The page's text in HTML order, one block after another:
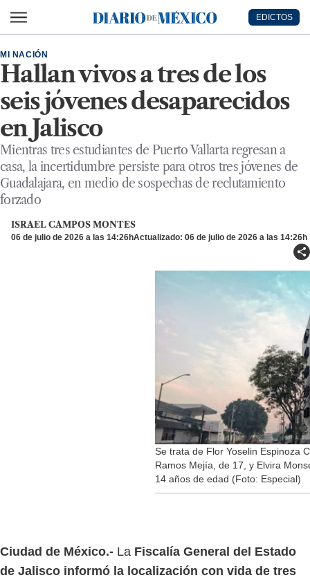
Diario de México
EDICTOS
Hallan vivos a tres de los
seis jóvenes desaparecidos
en Jalisco
MI NACIÓN
Mientras tres estudiantes de Puerto Vallarta regresan a
casa, la incertidumbre persiste para otros tres jóvenes de
Guadalajara, en medio de sospechas de reclutamiento
forzado
ISRAEL CAMPOS MONTES
06 de julio de 2026 a las 14:26hActualizado: 06 de julio de 2026 a las 14:26h
Se trata de Flor Yoselin Espinoza
Ramos Mejía, de 17, y Elvira
14 años de edad (Foto: Especial)
Ciudad de México.- La Fiscalía General del Estado
de Jalisco informó la localización con vida de tres